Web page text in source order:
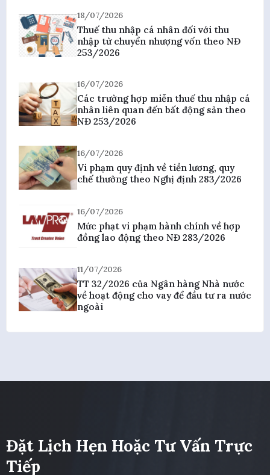
18/07/2026
Thuế thu nhập cá nhân đối với thu
nhập từ chuyển nhượng vốn theo NĐ
253/2026
16/07/2026
Các trường hợp miễn thuế thu nhập cá
nhân liên quan đến bất động sản theo
NĐ 253/2026
16/07/2026
Vi phạm quy định về tiền lương, quy
chế thưởng theo Nghị định 283/2026
16/07/2026
Mức phạt vi phạm hành chính về hợp
đồng lao động theo NĐ 283/2026
11/07/2026
TT 32/2026 của Ngân hàng Nhà nước
về hoạt động cho vay để đầu tư ra nước
ngoài
Đặt Lịch Hẹn Hoặc Tư Vấn Trực
Tiếp